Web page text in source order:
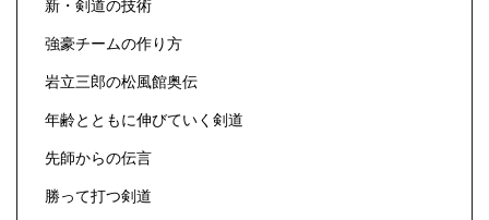
新・剣道の技術
強豪チームの作り方
岩立三郎の松風館奥伝
年齢とともに伸びていく剣道
先師からの伝言
勝って打つ剣道